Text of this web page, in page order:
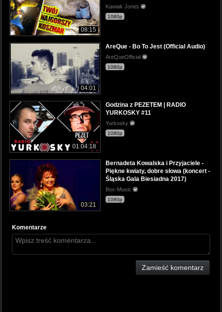
08:15
Kawiak Jones
1080p
04:01
AreQue - Bo To Jest (Official Audio)
AreQueOfficial
1080p
01:04:18
Godzina z PEZETEM | RADIO
YURKOSKY #11
Yurkosky
1080p
03:21
Bernadeta Kowalska i Przyjaciele -
Piękne kwiaty, dobre słowa (koncert -
Śląska Gala Biesiadna 2017)
Box-Music
1080p
Komentarze
Zamieść komentarz